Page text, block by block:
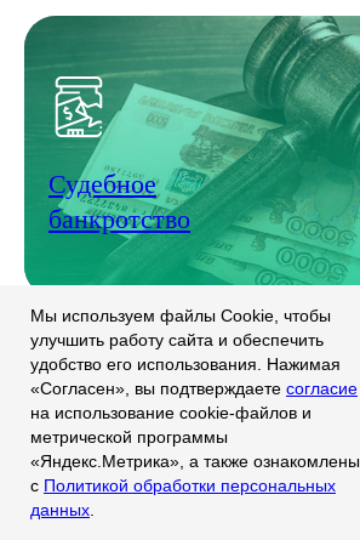
Судебное
банкротство
Внесудебное банкротство
Мы используем файлы Cookie, чтобы
улучшить работу сайта и обеспечить
удобство его использования. Нажимая
«Согласен», вы подтверждаете согласие
на использование cookie-файлов и
метрической программы
«Яндекс.Метрика», а также ознакомлены
с Политикой обработки персональных
данных